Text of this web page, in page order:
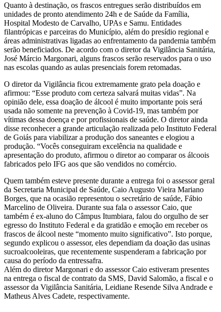
Quanto à destinação, os frascos entregues serão distribuídos em
unidades de pronto atendimento 24h e de Saúde da Família,
Hospital Modesto de Carvalho, UPAs e Samu. Entidades
filantrópicas e parceiras do Município, além do presídio regional e
áreas administrativas ligadas ao enfrentamento da pandemia também
serão beneficiados. De acordo com o diretor da Vigilância Sanitária,
José Márcio Margonari, alguns frascos serão reservados para o uso
nas escolas quando as aulas presenciais forem retomadas.
O diretor da Vigilância ficou extremamente grato pela doação e
afirmou: “Esse produto com certeza salvará muitas vidas”. Na
opinião dele, essa doação de álcool é muito importante pois será
usada não somente na prevenção à Covid-19, mas também por
vítimas dessa doença e por profissionais de saúde. O diretor ainda
disse reconhecer a grande articulação realizada pelo Instituto Federal
de Goiás para viabilizar a produção dos saneantes e elogiou a
produção. “Vocês conseguiram excelência na qualidade e
apresentação do produto, afirmou o diretor ao comparar os álcoois
fabricados pelo IFG aos que são vendidos no comércio.
Quem também esteve presente durante a entrega foi o assessor geral
da Secretaria Municipal de Saúde, Caio Augusto Vieira Mariano
Borges, que na ocasião representou o secretário de saúde, Fábio
Marcelino de Oliveira. Durante sua fala o assessor Caio, que
também é ex-aluno do Câmpus Itumbiara, falou do orgulho de ser
egresso do Instituto Federal e da gratidão e emoção em receber os
frascos de álcool neste “momento muito significativo”. Isto porque,
segundo explicou o assessor, eles dependiam da doação das usinas
sucroalcooleiras, que recentemente suspenderam a fabricação por
causa do período da entressafra.
Além do diretor Margonari e do assessor Caio estiveram presentes
na entrega o fiscal de contrato da SMS, David Salomão, a fiscal e o
assessor da Vigilância Sanitária, Leidiane Resende Silva Andrade e
Matheus Alves Cadete, respectivamente.